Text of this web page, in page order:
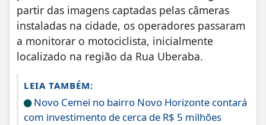
partir das imagens captadas pelas câmeras
instaladas na cidade, os operadores passaram
a monitorar o motociclista, inicialmente
localizado na região da Rua Uberaba.
LEIA TAMBÉM:
Novo Cemei no bairro Novo Horizonte contará
com investimento de cerca de R$ 5 milhões